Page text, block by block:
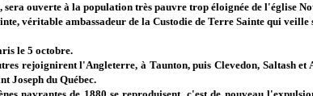
ouverte à la population très pauvre trop éloignée de l'église
véritable ambassadeur de la Custodie de Terre Sainte qui veille
le 5 octobre.
rejoignirent l'Angleterre, à Taunton, puis Clevedon, Saltash
Joseph du Québec.